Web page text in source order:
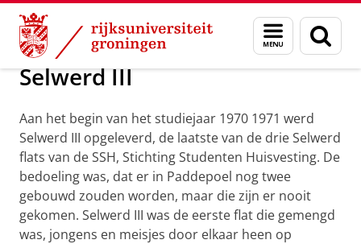
Skip
Content
Skip
Navigation
Menu
en
zoeken
Alumni Over alumni
Selwerd III
Aan het begin van het studiejaar 1970 1971 werd
Selwerd III opgeleverd, de laatste van de drie Selwerd
flats van de SSH, Stichting Studenten Huisvesting. De
bedoeling was, dat er in Paddepoel nog twee
gebouwd zouden worden, maar die zijn er nooit
gekomen. Selwerd III was de eerste flat die gemengd
was, jongens en meisjes door elkaar heen op